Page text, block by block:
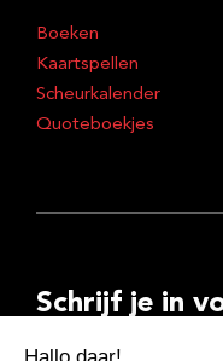
Boeken
Kaartspellen
Scheurkalender
Quoteboekjes
Schrijf je in